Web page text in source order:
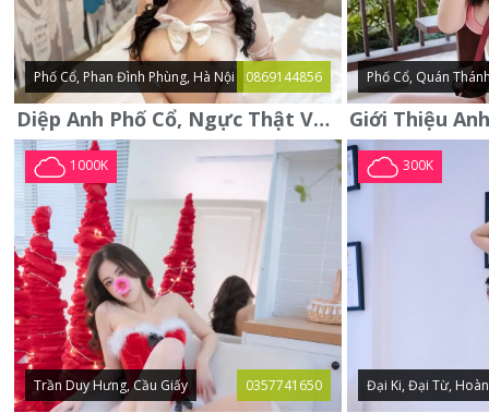
Phố Cổ, Phan Đình Phùng, Hà Nội 0869144856
Diệp Anh Phố Cổ, Ngực Thật Vú To Thơm Tho Quyến Rũ
Phố Cổ, Quán
1000K
Trần Duy Hưng, Cầu Giấy 0357741650
300K
Đại Ki, Đại Từ,